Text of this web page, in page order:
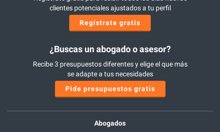
clientes potenciales ajustados a tu perfil
Regístrate gratis
¿Buscas un abogado o asesor?
Recibe 3 presupuestos diferentes y elige el que más
se adapte a tus necesidades
Pide presupuestos gratis
Abogados